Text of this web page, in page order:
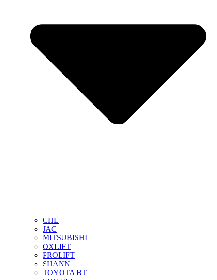
CHL
JAC
MITSUBISHI
OXLIFT
PROLIFT
SHANN
TOYOTA BT